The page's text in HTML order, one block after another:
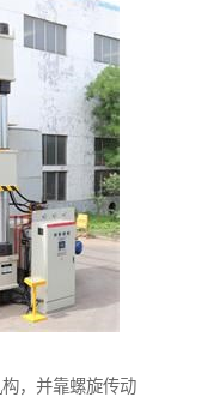
，并靠螺旋传动